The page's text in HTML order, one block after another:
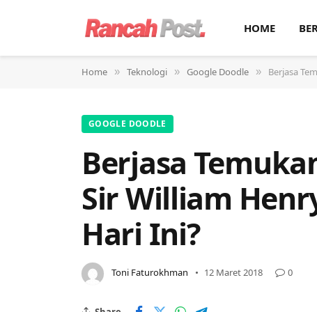
HOME
Home » Teknologi » Google Doodle » Berjasa
GOOGLE DOODLE
Berjasa
Sir William
Hari Ini?
Toni Faturokhman 12 Maret 2018 0